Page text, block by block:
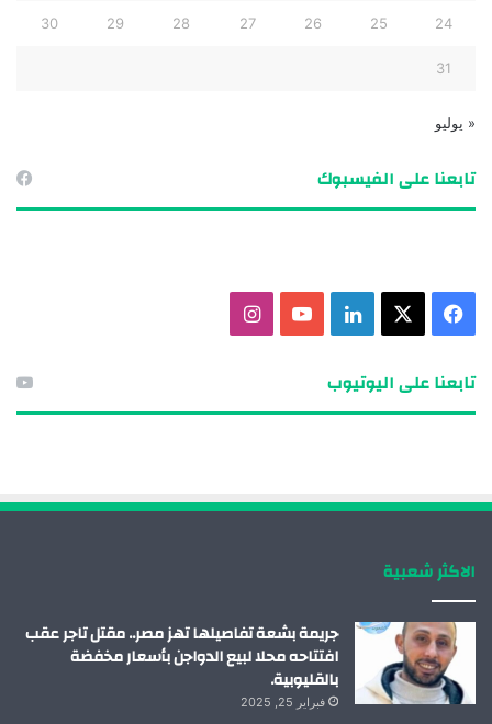
24
25
26
27
28
29
30
31
« يوليو
تابعنا على الفيسبوك
م
تابعنا على اليوتيوب
الاكثر شعبية
جريمة بشعة تفاصيلها تهز مصر.. مقتل تاجر عقب
افتتاحه محلا لبيع الدواجن بأسعار مخفضة
بالقليوبية.
فبراير 25, 2025